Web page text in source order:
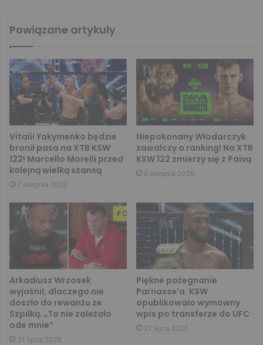
Powiązane artykuły
Vitalii Yakymenko będzie
bronił pasa na XTB KSW
122! Marcello Morelli przed
kolejną wielką szansą
7 sierpnia 2026
Niepokonany Włodarczyk
zawalczy o ranking! Na XTB
KSW 122 zmierzy się z Paivą
6 sierpnia 2026
Arkadiusz Wrzosek
wyjaśnił, dlaczego nie
doszło do rewanżu ze
Szpilką. „To nie zależało
ode mnie”
31 lipca 2026
Piękne pożegnanie
Parnasse’a. KSW
opublikowało wymowny
wpis po transferze do UFC
27 lipca 2026